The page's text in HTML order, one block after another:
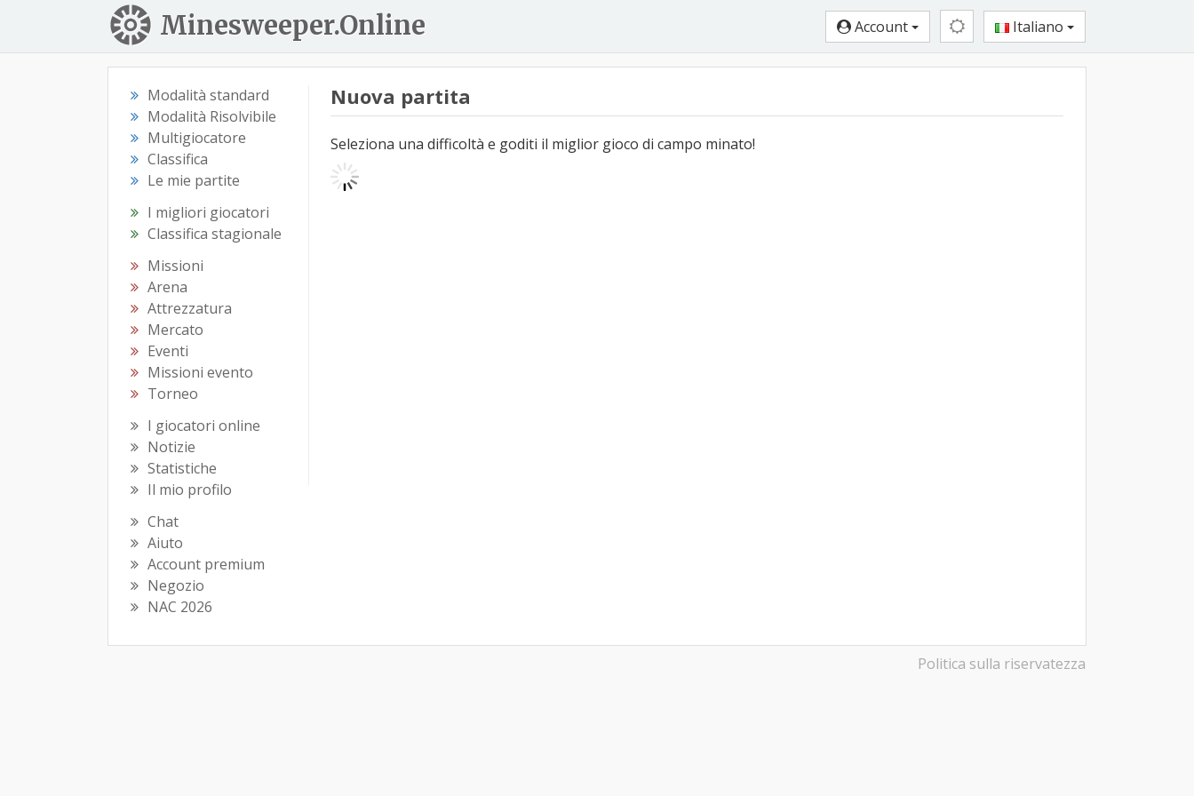
Minesweeper.Online Account Italiano
Modalità standard
Modalità Risolvibile
Multigiocatore
Classifica
Le mie partite
I migliori giocatori
Classifica stagionale
Missioni
Arena
Attrezzatura
Mercato
Eventi
Missioni evento
Torneo
I giocatori online
Notizie
Statistiche
Il mio profilo
Chat
Aiuto
Account premium
Negozio
NAC 2026
Nuova partita
Seleziona una difficoltà e goditi il miglior gioco di campo minato!
Politica sulla riservatezza